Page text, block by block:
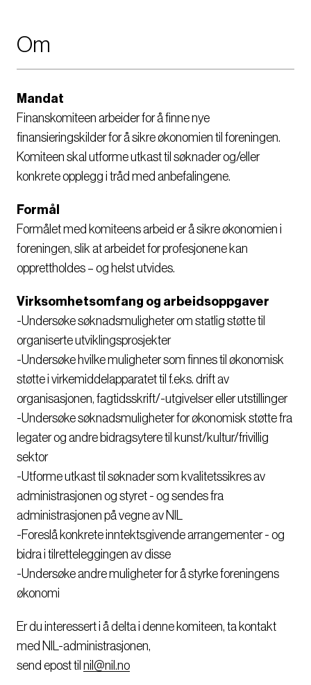
Om
Mandat
Finanskomiteen arbeider for å finne nye
finansieringskilder for å sikre økonomien til foreningen.
Komiteen skal utforme utkast til søknader og/eller
konkrete opplegg i tråd med anbefalingene.
Formål
Formålet med komiteens arbeid er å sikre økonomien i
foreningen, slik at arbeidet for profesjonene kan
opprettholdes – og helst utvides.
Virksomhetsomfang og arbeidsoppgaver
-Undersøke søknadsmuligheter om statlig støtte til
organiserte utviklingsprosjekter
-Undersøke hvilke muligheter som finnes til økonomisk
støtte i virkemiddelapparatet til f.eks. drift av
organisasjonen, fagtidsskrift/-utgivelser eller utstillinger
-Undersøke søknadsmuligheter for økonomisk støtte fra
legater og andre bidragsytere til kunst/kultur/frivillig
sektor
-Utforme utkast til søknader som kvalitetssikres av
administrasjonen og styret - og sendes fra
administrasjonen på vegne av NIL
-Foreslå konkrete inntektsgivende arrangementer - og
bidra i tilretteleggingen av disse
-Undersøke andre muligheter for å styrke foreningens
økonomi
Er du interessert i å delta i denne komiteen, ta kontakt
med NIL-administrasjonen,
send epost til nil@nil.no